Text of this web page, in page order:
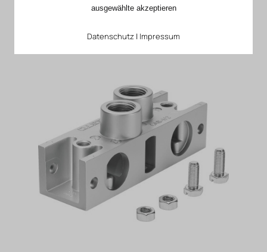
Anschlussplatte für
Cassettenventile CAB
ausgewählte akzeptieren
Datenschutz | Impressum